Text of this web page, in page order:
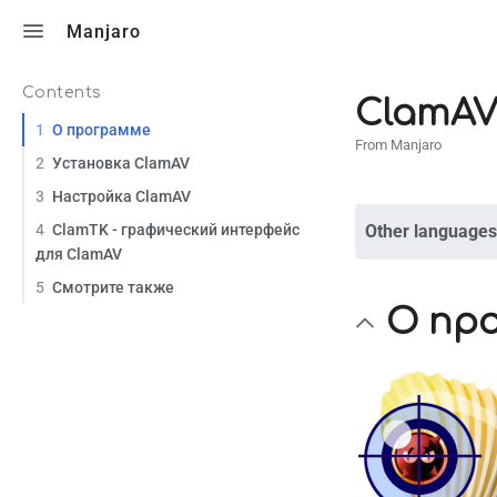
Manjaro
ClamAV
From Manjaro
Other
Contents
1
О программе
2 Установка ClamAV
3 Настройка ClamAV
4 ClamTK - графический интерфейс
для ClamAV
5 Смотрите также
О